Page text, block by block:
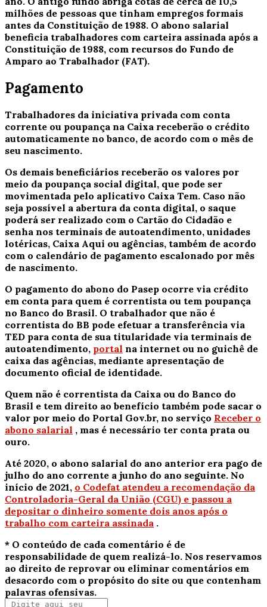
milhões de pessoas que tinham empregos formais
antes da Constituição de 1988. O abono salarial
beneficia trabalhadores com carteira assinada após a
Constituição de 1988, com recursos do Fundo de
Amparo ao Trabalhador (FAT).
Pagamento
Trabalhadores da iniciativa privada com conta
corrente ou poupança na Caixa receberão o crédito
automaticamente no banco, de acordo com o mês de
seu nascimento.
Os demais beneficiários receberão os valores por
meio da poupança social digital, que pode ser
movimentada pelo aplicativo Caixa Tem. Caso não
seja possível a abertura da conta digital, o saque
poderá ser realizado com o Cartão do Cidadão e
senha nos terminais de autoatendimento, unidades
lotéricas, Caixa Aqui ou agências, também de acordo
com o calendário de pagamento escalonado por mês
de nascimento.
O pagamento do abono do Pasep ocorre via crédito
em conta para quem é correntista ou tem poupança
no Banco do Brasil. O trabalhador que não é
correntista do BB pode efetuar a transferência via
TED para conta de sua titularidade via terminais de
autoatendimento, portal na internet ou no guichê de
caixa das agências, mediante apresentação de
documento oficial de identidade.
Quem não é correntista da Caixa ou do Banco do
Brasil e tem direito ao benefício também pode sacar o
valor por meio do Portal Gov.br, no serviço Receber o
abono salarial , mas é necessário ter conta prata ou
ouro.
Até 2020, o abono salarial do ano anterior era pago de
julho do ano corrente a junho do ano seguinte. No
início de 2021, o Codefat atendeu a recomendação da
Controladoria-Geral da União (CGU) e passou a
depositar o dinheiro somente dois anos após o
trabalho com carteira assinada .
* O conteúdo de cada comentário é de
responsabilidade de quem realizá-lo. Nos reservamos
ao direito de reprovar ou eliminar comentários em
desacordo com o propósito do site ou que contenham
palavras ofensivas.